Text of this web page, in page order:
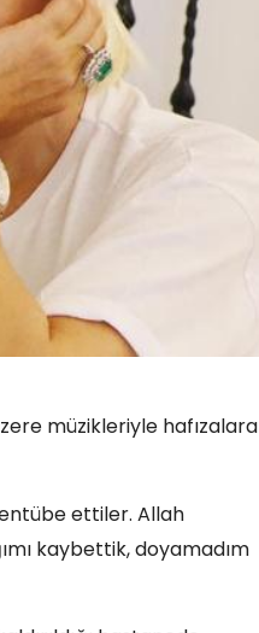
üzere müzikleriyle hafızalara
ettiler. Allah
kaybettik, doyamadım